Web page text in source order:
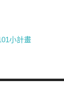
小計畫